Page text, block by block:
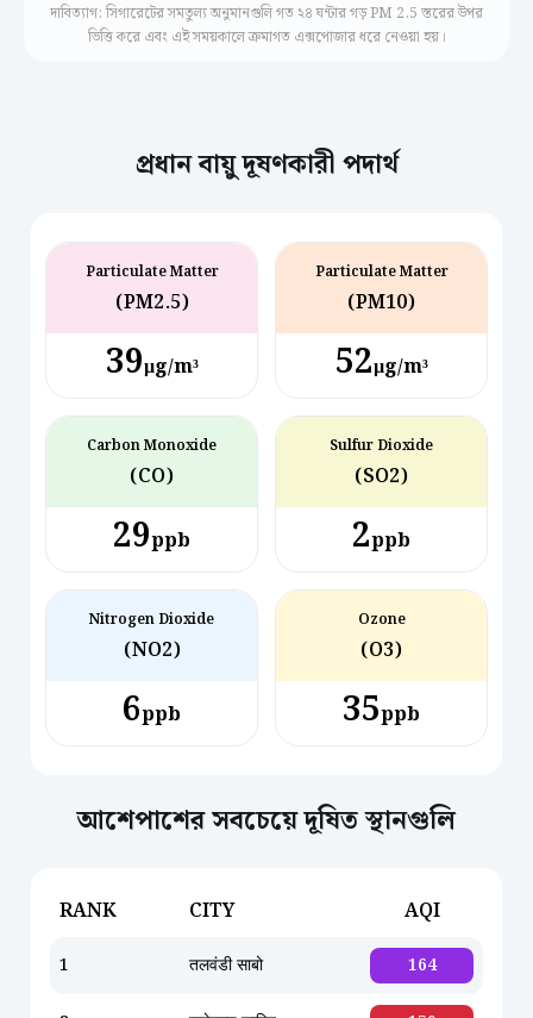
দাবিত্যাগ: সিগারেটের সমতুল্য অনুমানগুলি গত ২৪ ঘন্টার গড় PM 2.5 স্তরের উপর
ভিত্তি করে এবং এই সময়কালে ক্রমাগত এক্সপোজার ধরে নেওয়া হয়।
প্রধান বায়ু দূষণকারী পদার্থ
Particulate Matter
(PM2.5)
39µg/m³
Particulate Matter
(PM10)
52µg/m³
Carbon Monoxide
(CO)
29ppb
Sulfur Dioxide
(SO2)
2ppb
Nitrogen Dioxide
(NO2)
6ppb
Ozone
(O3)
35ppb
আশেপাশের সবচেয়ে দূষিত স্থানগুলি
RANK CITY AQI
1 तलवंडी साबो 164